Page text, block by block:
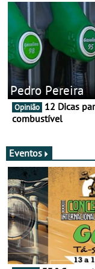
Pedro Pereira
Opinião
combustível
Eventos